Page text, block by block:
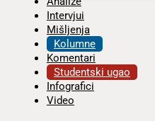
Intervjui
Mišljenja
Kolumne
Komentari
Studentski ugao
Infografici
Video